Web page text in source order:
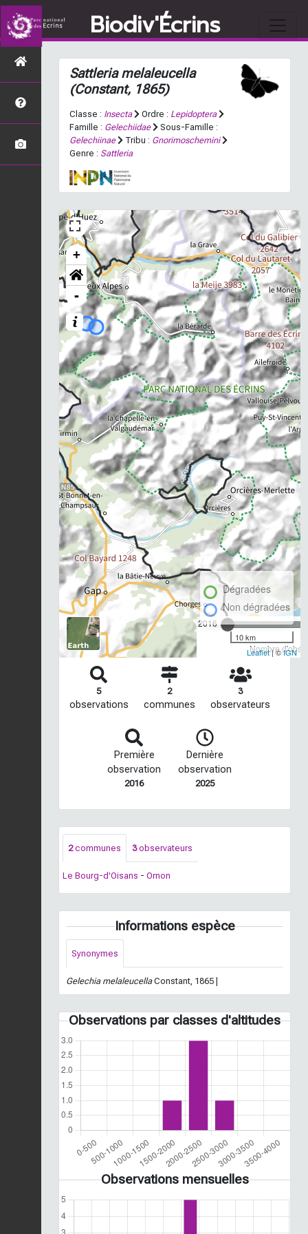
Biodiv'Écrins
Sattleria melaleucella
(Constant, 1865)
Classe : Insecta Ordre : Lepidoptera
Famille : Gelechiidae
Sous-Famille :
Gelechiinae
Tribu : Gnorimoschemini
Genre : Sattleria
+
-
2016
Nombre
Dégradées
Non dégradées
10 km
Leaflet| ©IGN
5
observations
2
communes
3
observateurs
Première
observation
2016
Dernière
observation
2025
2communes 3observateurs
Le Bourg-d'Oisans - Ornon
Informations espèce
Synonymes
Gelechia melaleucellaConstant, 1865 |
Observations par classes d'altitudes
Observations mensuelles